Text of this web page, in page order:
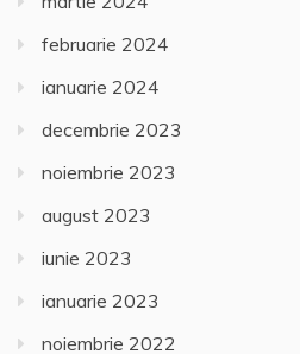
februarie 2024
ianuarie 2024
decembrie 2023
noiembrie 2023
august 2023
iunie 2023
ianuarie 2023
noiembrie 2022